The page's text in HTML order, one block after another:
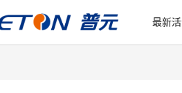
最新